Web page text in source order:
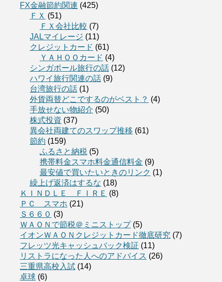
FX金融節約関連 (425)
ＦＸ (51)
ＦＸ会社比較 (7)
JALマイレージ (11)
クレジットカード (61)
ＹＡＨＯＯカード (4)
シンガポール旅行の話 (12)
ハワイ旅行関連の話 (9)
台湾旅行の話 (1)
外貨両替どこでするのがベスト？ (4)
手放せない物紹介 (50)
株式投資 (37)
異会社両建てのスワップ推移 (61)
節約 (159)
ふるさと納税 (5)
携帯料金スマホ料金通信料金 (9)
最安値で買いたいときのリンク (1)
繰上げ返済はするな (18)
ＫＩＮＤＬＥ ＦＩＲＥ (8)
ＰＣ スマホ (21)
Ｓ６６０ (3)
ＷＡＯＮで節税＠ミニストップ(5)
イオンＷＡＯＮクレジットカード徹底研究 (7)
フレッツ光キャッシュバック検証 (11)
リストラになった人へのアドバイス (26)
三重県高校入試 (14)
卓球 (6)